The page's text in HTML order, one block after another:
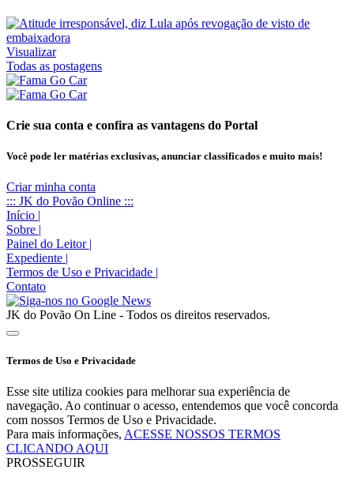
Visualizar
Todas as postagens
Crie sua conta e confira as vantagens do Portal
Você pode ler matérias exclusivas, anunciar classificados e muito mais!
Criar minha conta
::: JK do Povão Online :::
Início |
Sobre |
Painel do Leitor |
Expediente |
Termos de Uso e Privacidade |
Contato
JK do Povão On Line - Todos os direitos reservados.
Termos de Uso e Privacidade
Esse site utiliza cookies para melhorar sua experiência de
navegação. Ao continuar o acesso, entendemos que você concorda
com nossos Termos de Uso e Privacidade.
Para mais informações, ACESSE NOSSOS TERMOS
CLICANDO AQUI
PROSSEGUIR